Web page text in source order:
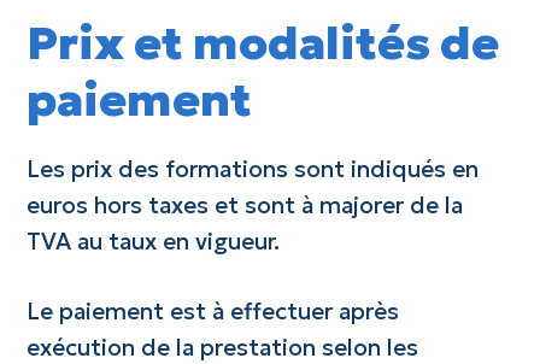
Prix et modalités de
paiement
Les prix des formations sont indiqués en
euros hors taxes et sont à majorer de la
TVA au taux en vigueur.
Le paiement est à effectuer après
exécution de la prestation selon les